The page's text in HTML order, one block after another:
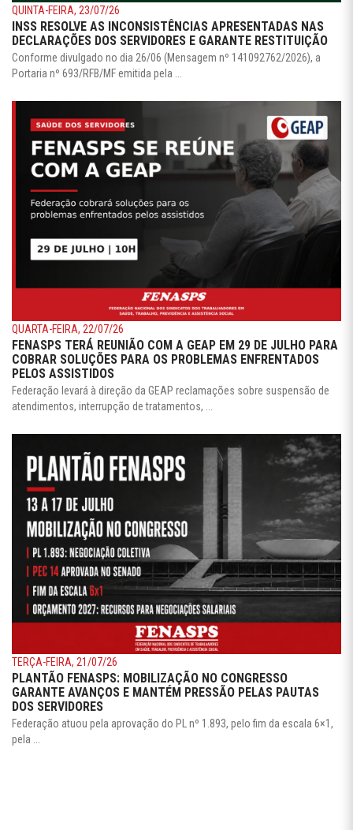
QUINTA-FEIRA, 23/07/26
INSS RESOLVE AS INCONSISTÊNCIAS APRESENTADAS NAS
DECLARAÇÕES DOS SERVIDORES E GARANTE RESTITUIÇÃO
Conforme divulgado no dia 26/06 (Mensagem nº 141092762/2026), a
Portaria nº 693/RFB/MF emitida pela ...
QUARTA-FEIRA, 22/07/26
FENASPS TERÁ REUNIÃO COM A GEAP EM 29 DE JULHO PARA
COBRAR SOLUÇÕES PARA OS PROBLEMAS ENFRENTADOS
PELOS ASSISTIDOS
Federação levará à direção da GEAP reclamações sobre suspensão de
atendimentos, interrupção de tratamentos, ...
TERÇA-FEIRA, 21/07/26
PLANTÃO FENASPS: MOBILIZAÇÃO NO CONGRESSO
GARANTE AVANÇOS E MANTÉM PRESSÃO PELAS PAUTAS
DOS SERVIDORES
Federação atuou pela aprovação do PL nº 1.893, pelo fim da escala 6×1,
pela ...